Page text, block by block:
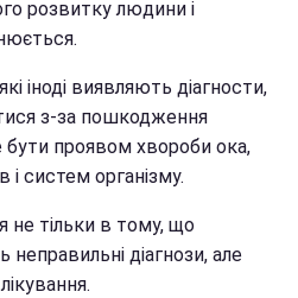
розвитку людини і
іноді виявляють діагности,
з-за пошкодження
проявом хвороби ока,
і систем організму.
не тільки в тому, що
неправильні діагнози, але